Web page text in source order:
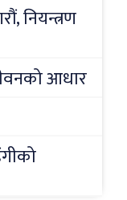
नियन्त्रण
आधार